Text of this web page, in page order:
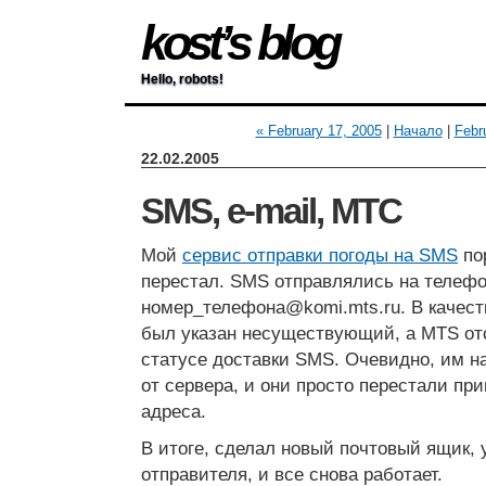
kost’s blog
Hello, robots!
« February 17, 2005| Начало|
22.02.2005
SMS, e-mail, МТС
Мой сервис отправки погоды на SMS
перестал. SMS отправлялись на
номер_телефона@komi.mts.ru. В
был указан несуществующий, а MTS
статусе доставки SMS. Очевидно, им
от сервера, и они просто перестали
адреса.
В итоге, сделал новый почтовый ящик,
отправителя, и все снова работает.